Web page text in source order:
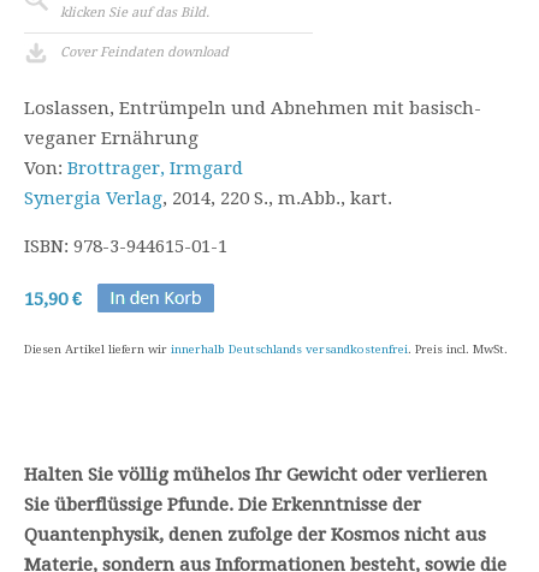
klicken Sie auf das Bild.
Cover Feindaten download
Loslassen, Entrümpeln und Abnehmen mit basisch-
veganer Ernährung
Von: Brottrager, Irmgard
Synergia Verlag, 2014, 220 S., m.Abb., kart.
ISBN: 978-3-944615-01-1
15,90 €
Diesen Artikel liefern wir innerhalb Deutschlands versandkostenfrei. Preis incl. MwSt.
Halten Sie völlig mühelos Ihr Gewicht oder verlieren
Sie überflüssige Pfunde. Die Erkenntnisse der
Quantenphysik, denen zufolge der Kosmos nicht aus
Materie, sondern aus Informationen besteht, sowie die